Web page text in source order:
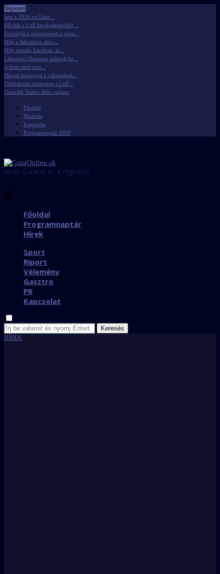
Népszerű
Íme a 2026-os Gútai...
Bővítik a Lidl kerékpártárolóit,...
Pocsolyává zsugorodott a gútai...
Még a láthatáron sincs...
Még mindig kérdéses, ki...
Lakossági fórumon számolt be...
A fájós térd nem...
Három hónappal a választások...
Többeknek ünnepnap a Lidl...
Összeállt Halász Béla csapata
Főoldal
Hirdetés
Kapcsolat
Programnaptár 2026
Hírek Gútáról és a régióból
Főoldal
Programnaptár
Hírek
Sport
Riport
Vélemény
Gasztro
PR
Kapcsolat
Keresés
HÍREK